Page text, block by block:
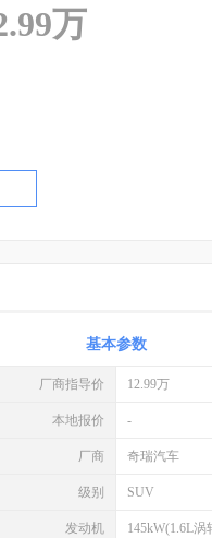
万
基本参数
厂商指导价 12.99万
本地报价 -
厂商 奇瑞汽车
级别 SUV
发动机 145kW(1.6L涡